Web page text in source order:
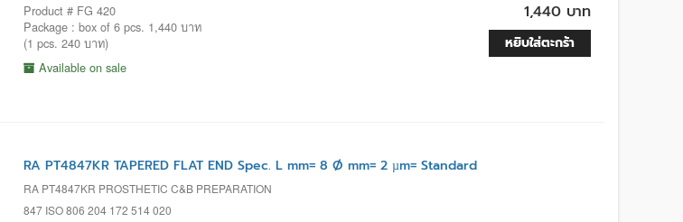
Product # FG 420
Package : box of 6 pcs. 1,440 บาท
(1 pcs. 240 บาท)
Available on sale
1,440 บาท
หยิบใส่ตะกร้า
RA PT4847KR TAPERED FLAT END Spec. L mm= 8 Ø mm= 2 µm= Standard
RA PT4847KR PROSTHETIC C&B PREPARATION
847 ISO 806 204 172 514 020